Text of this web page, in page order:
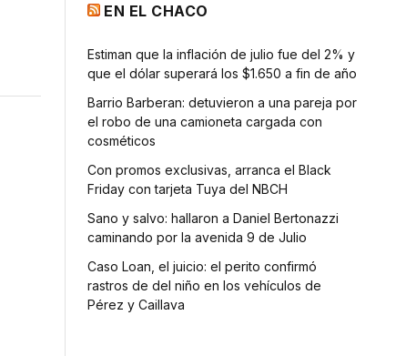
EN EL CHACO
Estiman que la inflación de julio fue del 2% y
que el dólar superará los $1.650 a fin de año
Barrio Barberan: detuvieron a una pareja por
el robo de una camioneta cargada con
cosméticos
Con promos exclusivas, arranca el Black
Friday con tarjeta Tuya del NBCH
Sano y salvo: hallaron a Daniel Bertonazzi
caminando por la avenida 9 de Julio
Caso Loan, el juicio: el perito confirmó
rastros de del niño en los vehículos de
Pérez y Caillava